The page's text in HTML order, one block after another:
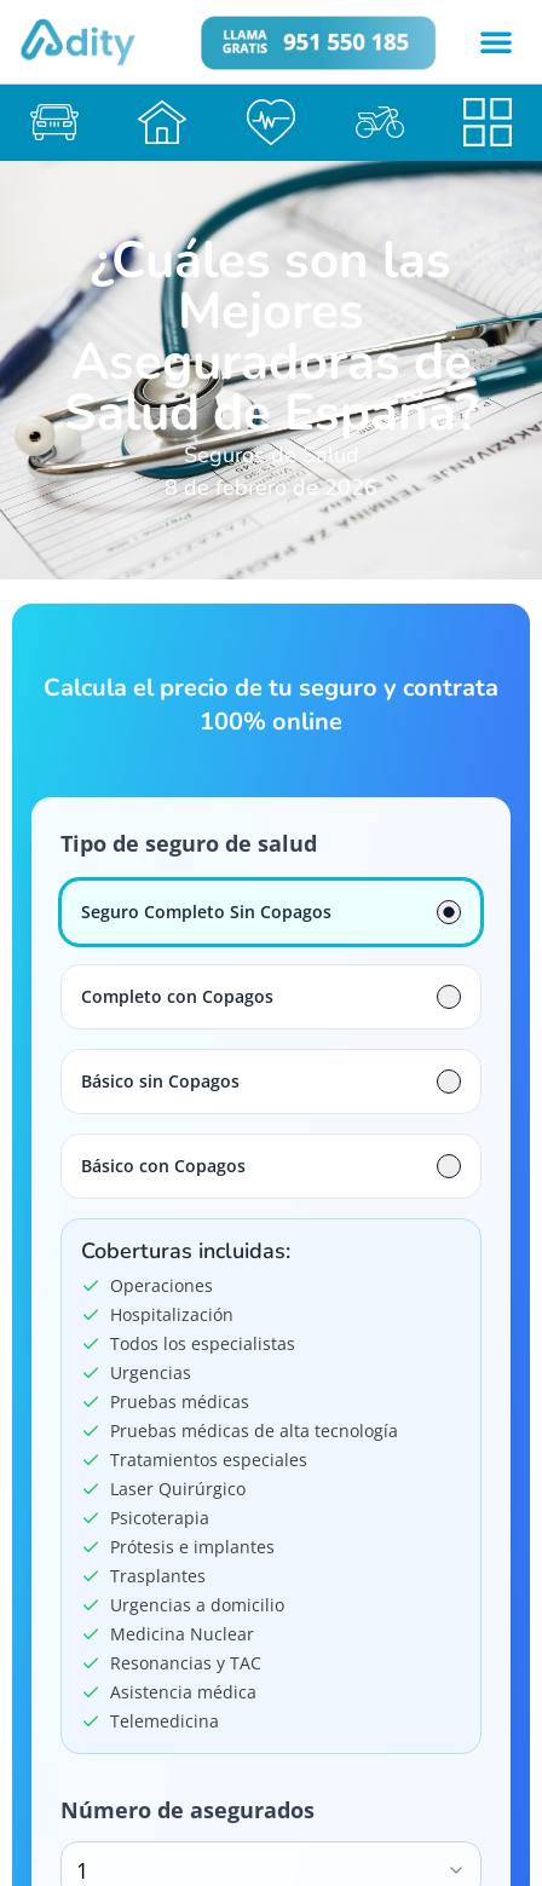
¿Cuáles son las
Mejores
Aseguradoras de
Salud de España?
Seguros de Salud
8 de febrero de 2026
Calcula el precio de tu seguro y contrata
100% online
Tipo de seguro de salud
Seguro Completo Sin Copagos
Completo con Copagos
Básico sin Copagos
Básico con Copagos
Coberturas incluidas:
Operaciones
Hospitalización
Todos los especialistas
Urgencias
Pruebas médicas
Pruebas médicas de alta tecnología
Tratamientos especiales
Laser Quirúrgico
Psicoterapia
Prótesis e implantes
Trasplantes
Urgencias a domicilio
Medicina Nuclear
Resonancias y TAC
Asistencia médica
Telemedicina
Número de asegurados
1